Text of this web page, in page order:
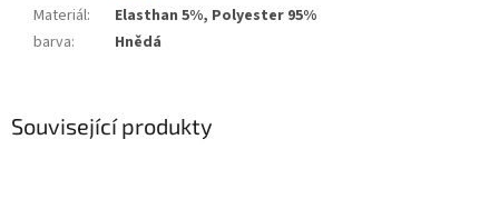
Související produkty
Materiál:
Elasthan 5%, Polyester 95%
barva: Hnědá